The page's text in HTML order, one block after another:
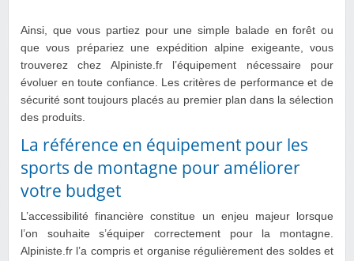
Ainsi, que vous partiez pour une simple balade en forêt ou
que vous prépariez une expédition alpine exigeante, vous
trouverez chez Alpiniste.fr l’équipement nécessaire pour
évoluer en toute confiance. Les critères de performance et de
sécurité sont toujours placés au premier plan dans la sélection
des produits.
La référence en équipement pour les
sports de montagne pour améliorer
votre budget
L’accessibilité financière constitue un enjeu majeur lorsque
l’on souhaite s’équiper correctement pour la montagne.
Alpiniste.fr l’a compris et organise régulièrement des soldes et